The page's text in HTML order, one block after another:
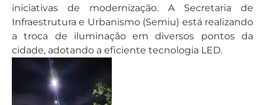
iniciativas de modernização. A Secretaria de
Infraestrutura e Urbanismo (Semiu) está realizando
a troca de iluminação em diversos pontos da
cidade, adotando a eficiente tecnologia LED.